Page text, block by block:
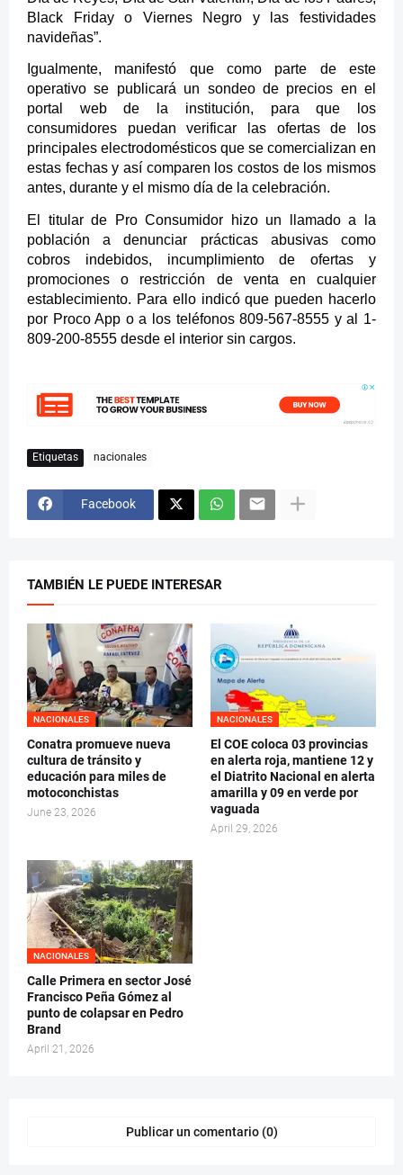
Black Friday o Viernes Negro y las festividades
navideñas”.
Igualmente, manifestó que como parte de este
operativo se publicará un sondeo de precios en el
portal web de la institución, para que los
consumidores puedan verificar las ofertas de los
principales electrodomésticos que se comercializan en
estas fechas y así comparen los costos de los mismos
antes, durante y el mismo día de la celebración.
El titular de Pro Consumidor hizo un llamado a la
población a denunciar prácticas abusivas como
cobros indebidos, incumplimiento de ofertas y
promociones o restricción de venta en cualquier
establecimiento. Para ello indicó que pueden hacerlo
por Proco App o a los teléfonos 809-567-8555 y al 1-
809-200-8555 desde el interior sin cargos.
Etiquetas nacionales
Facebook
TAMBIÉN LE PUEDE INTERESAR
NACIONALES
Conatra promueve nueva
cultura de tránsito y
educación para miles de
motoconchistas
June 23, 2026
NACIONALES
El COE coloca 03 provincias
en alerta roja, mantiene 12 y
el Diatrito Nacional en alerta
amarilla y 09 en verde por
vaguada
April 29, 2026
NACIONALES
Calle Primera en sector José
Francisco Peña Gómez al
punto de colapsar en Pedro
Brand
April 21, 2026
Publicar un comentario (0)